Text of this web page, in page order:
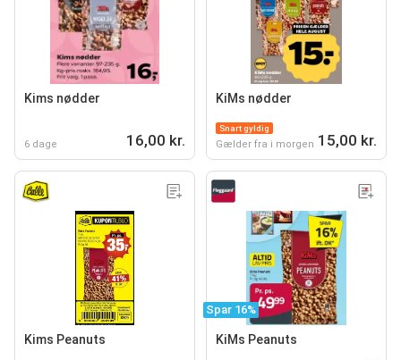
Kims nødder
6 dage 16,00 kr.
KiMs nødder
Snart gyldig
Gælder fra i morgen 15,00 kr.
Kims Peanuts
Spar 16%
KiMs Peanuts